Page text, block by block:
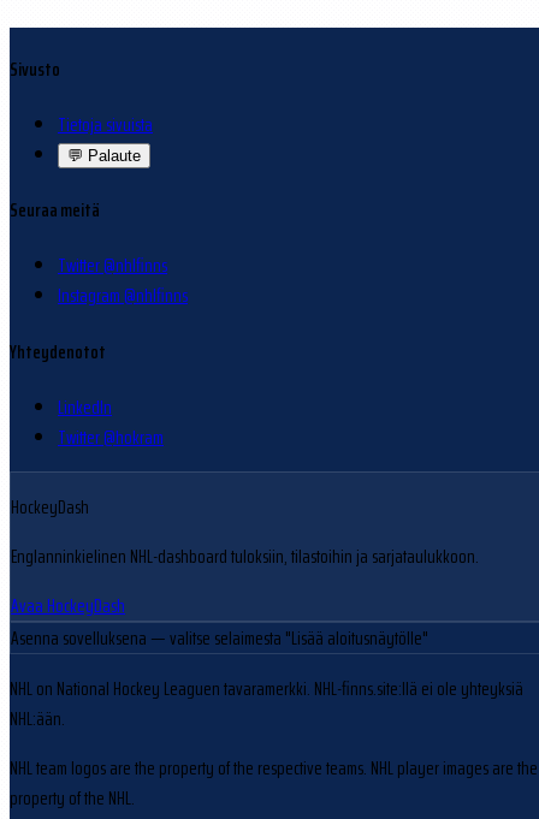
Sivusto
Tietoja sivuista
💬 Palaute
Seuraa meitä
Twitter @nhlfinns
Instagram @nhlfinns
Yhteydenotot
LinkedIn
Twitter @hokram
HockeyDash
Englanninkielinen NHL-dashboard tuloksiin, tilastoihin ja sarjataulukkoon.
Avaa HockeyDash
Asenna sovelluksena — valitse selaimesta "Lisää aloitusnäytölle"
NHL on National Hockey Leaguen tavaramerkki. NHL-finns.site:llä ei ole yhteyksiä
NHL:ään.
NHL team logos are the property of the respective teams. NHL player images are the
property of the NHL.